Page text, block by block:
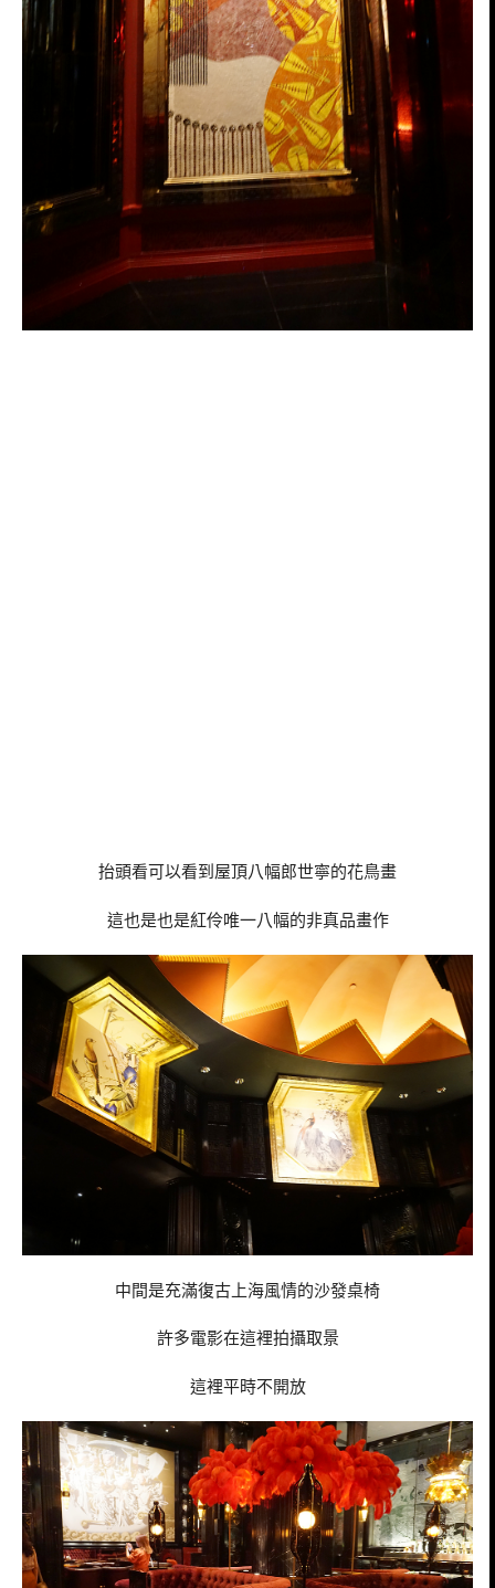
抬頭看可以看到屋頂八幅郎世寧的花鳥畫
這也是也是紅伶唯一八幅的非真品畫作
中間是充滿復古上海風情的沙發桌椅
許多電影在這裡拍攝取景
這裡平時不開放